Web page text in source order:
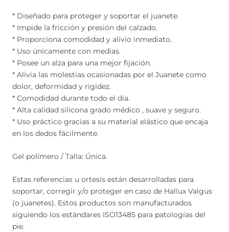
* Diseñado para proteger y soportar el juanete.
* Impide la fricción y presión del calzado.
* Proporciona comodidad y alivio inmediato.
* Uso únicamente con medias.
* Posee un alza para una mejor fijación.
* Alivia las molestias ocasionadas por el Juanete como
dolor, deformidad y rigidez.
* Comodidad durante todo el día.
* Alta calidad silicona grado médico , suave y seguro.
* Uso práctico gracias a su material elástico que encaja
en los dedos fácilmente.
Gel polímero / Talla: Única.
Estas referencias u ortesis están desarrolladas para
soportar, corregir y/o proteger en caso de Hallux Valgus
(o juanetes). Estos productos son manufacturados
siguiendo los estándares ISO13485 para patologías del
pie.